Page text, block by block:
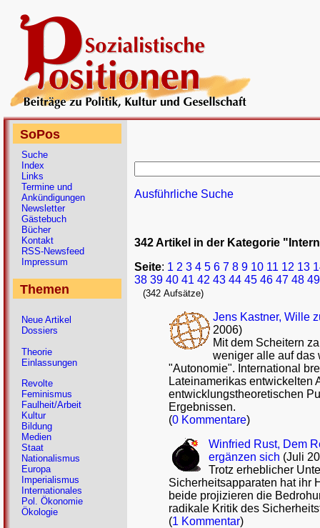
Ausführliche Suche
342 Artikel in der Kategorie
Seite: 1 2 3 4 5 6 7 8 9 10 11 12 13
38 39 40 41 42 43 44 45 46 47 48 49
(342 Aufsätze)
Jens Kastner, Wille
2006)
Mit dem Scheitern
weniger alle auf das
"Autonomie". International
Lateinamerikas entwickelten
entwicklungstheoretischen
Ergebnissen.
(0 Kommentare)
Winfried Rust, Dem
ergänzen sich (Juli
Trotz erheblicher
Sicherheitsapparaten hat ihr
beide projizieren die
radikale Kritik des
(1 Kommentar)
SoPos
Suche
Index
Links
Termine und
Ankündigungen
Newsletter
Gästebuch
Bücher
Kontakt
RSS-Newsfeed
Impressum
Themen
Neue Artikel
Dossiers
Theorie
Einlassungen
Revolte
Feminismus
Faulheit/Arbeit
Kultur
Bildung
Medien
Staat
Nationalismus
Europa
Imperialismus
Internationales
Pol. Ökonomie
Ökologie